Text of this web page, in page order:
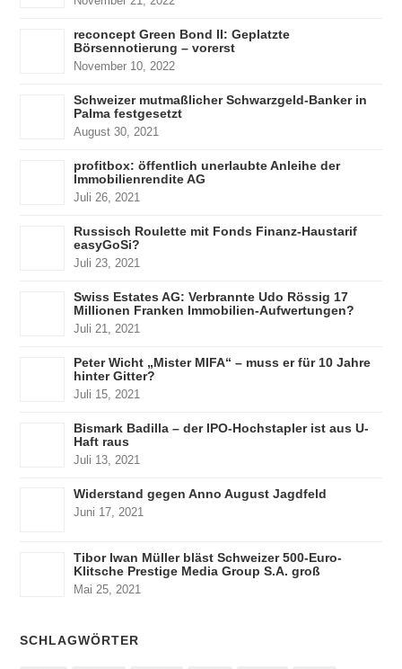
reconcept Green Bond II: Geplatzte
Börsennotierung – vorerst
November 10, 2022
Schweizer mutmaßlicher Schwarzgeld-Banker in
Palma festgesetzt
August 30, 2021
profitbox: öffentlich unerlaubte Anleihe der
Immobilienrendite AG
Juli 26, 2021
Russisch Roulette mit Fonds Finanz-Haustarif
easyGoSi?
Juli 23, 2021
Swiss Estates AG: Verbrannte Udo Rössig 17
Millionen Franken Immobilien-Aufwertungen?
Juli 21, 2021
Peter Wicht „Mister MIFA“ – muss er für 10 Jahre
hinter Gitter?
Juli 15, 2021
Bismark Badilla – der IPO-Hochstapler ist aus U-
Haft raus
Juli 13, 2021
Widerstand gegen Anno August Jagdfeld
Juni 17, 2021
Tibor Iwan Müller bläst Schweizer 500-Euro-
Klitsche Prestige Media Group S.A. groß
Mai 25, 2021
SCHLAGWÖRTER